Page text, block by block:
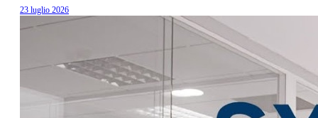
23 luglio 2026